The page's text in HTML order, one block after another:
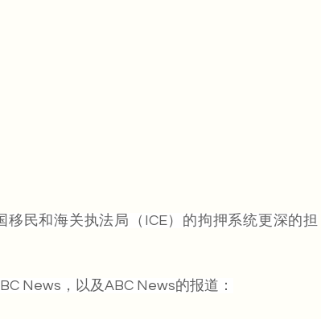
民和海关执法局（ICE）的拘押系统更深的担
News，以及ABC News的报道：